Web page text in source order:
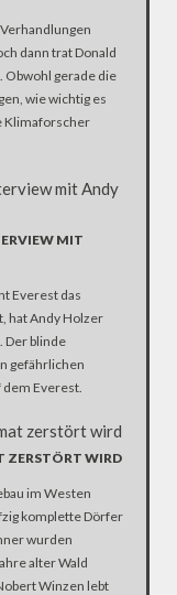
dann trat Donald
Obwohl gerade die
wie wichtig es
Klimaforscher
MIT
Everest das
hat Andy Holzer
Der blinde
gefährlichen
Everest.
ZERSTÖRT WIRD
im Westen
komplette Dörfer
wurden
alter Wald
Winzen lebt